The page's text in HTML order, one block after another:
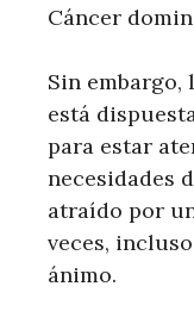
Cáncer
Sin
está
para estar
necesidades
atraído por
veces,
ánimo.